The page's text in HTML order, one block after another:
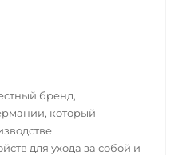
бренд,
который
для ухода за собой и